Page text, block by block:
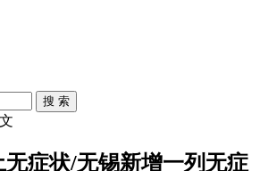
搜 索
无症状/无锡新增一列无症